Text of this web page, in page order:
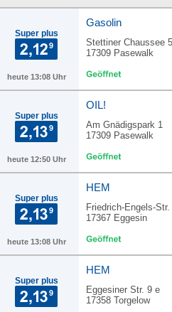
Super plus
heute 13:08 Uhr
Gasolin
Stettiner Chaussee 5
17309 Pasewalk
Super plus
heute 12:50 Uhr
OIL!
Am Gnädigspark 1
17309 Pasewalk
Super plus
heute 13:08 Uhr
HEM
Friedrich-Engels-
17367 Eggesin
Super plus
HEM
Eggesiner Str. 9 e
17358 Torgelow